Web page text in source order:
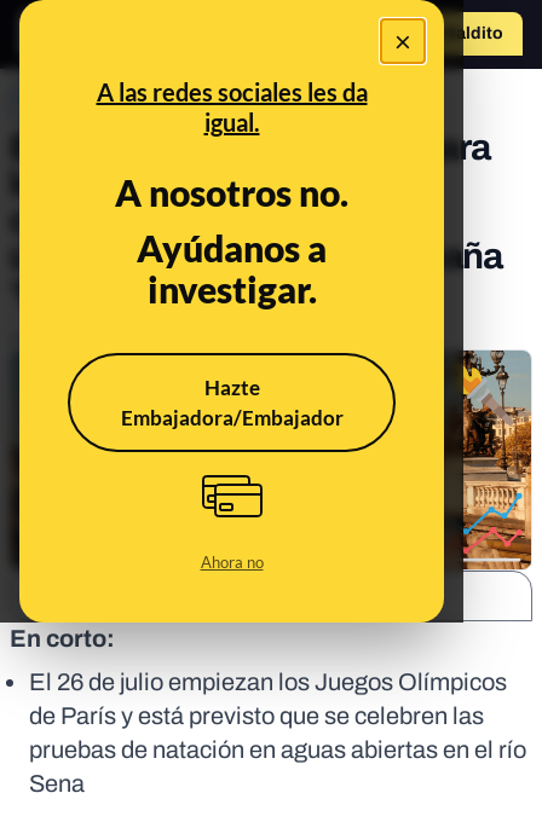
×
A las redes sociales les da
igual.
A nosotros no.
Ayúdanos a
investigar.
Hazte
Embajadora/Embajador
Ahora no
Hazte Maldito
PREBUNKING
El saneamiento del Sena para
los Juegos Olímpicos: la
calidad del agua según los
últimos informes y la campaña
‘Me cago en el Sena’
En corto:
El 26 de julio empiezan los Juegos Olímpicos
de París y está previsto que se celebren las
pruebas de natación en aguas abiertas en el río
Sena